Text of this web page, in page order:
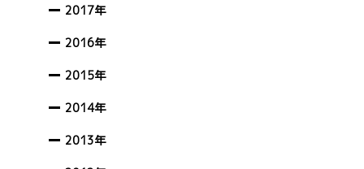
2017年
2016年
2015年
2014年
2013年